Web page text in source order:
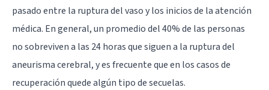
pasado entre la ruptura del vaso y los inicios de la atención
médica. En general, un promedio del 40% de las personas
no sobreviven a las 24 horas que siguen a la ruptura del
aneurisma cerebral, y es frecuente que en los casos de
recuperación quede algún tipo de secuelas.